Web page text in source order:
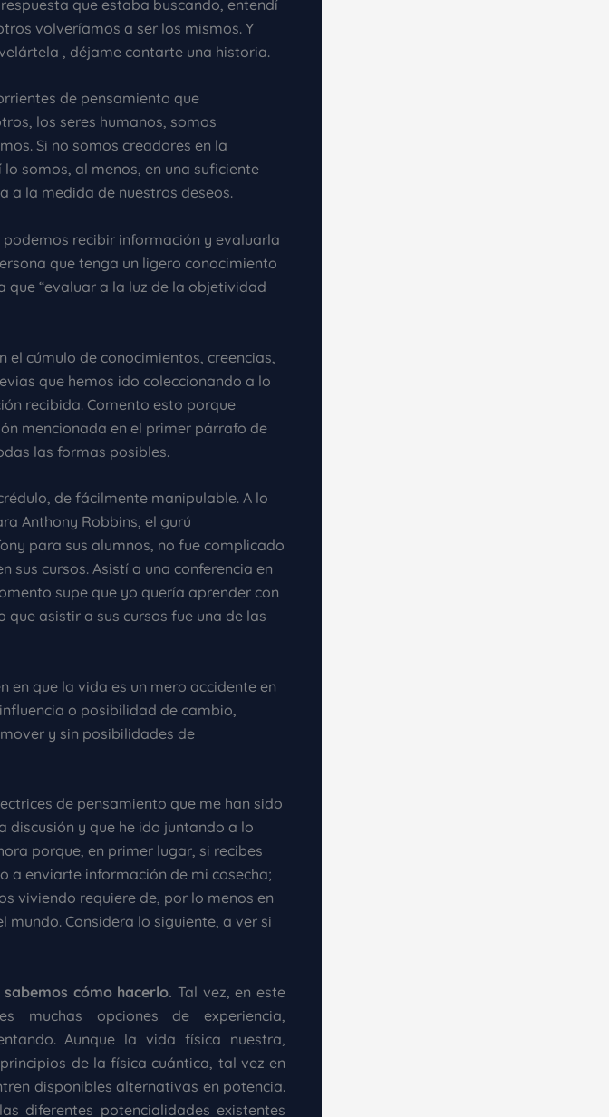
que estaba buscando, entendí
volveríamos a ser los mismos. Y
, déjame contarte una historia.
de pensamiento que
los seres humanos, somos
Si no somos creadores en la
somos, al menos, en una suficiente
a la medida de nuestros deseos.
recibir información y evaluarla
que tenga un ligero conocimiento
que “evaluar a la luz de la objetividad
cúmulo de conocimientos, creencias,
que hemos ido coleccionando a lo
recibida. Comento esto porque
mencionada en el primer párrafo de
las formas posibles.
de fácilmente manipulable. A lo
Anthony Robbins, el gurú
para sus alumnos, no fue complicado
sus cursos. Asistí a una conferencia en
supe que yo quería aprender con
asistir a sus cursos fue una de las
en que la vida es un mero accidente en
o posibilidad de cambio,
y sin posibilidades de
de pensamiento que me han sido
discusión y que he ido juntando a lo
porque, en primer lugar, si recibes
a enviarte información de mi cosecha;
viviendo requiere de, por lo menos en
Considera lo siguiente, a ver si
cómo hacerlo. Tal vez, en este
muchas opciones de experiencia,
Aunque la vida física nuestra,
de la física cuántica, tal vez en
disponibles alternativas en potencia.
diferentes potencialidades existentes